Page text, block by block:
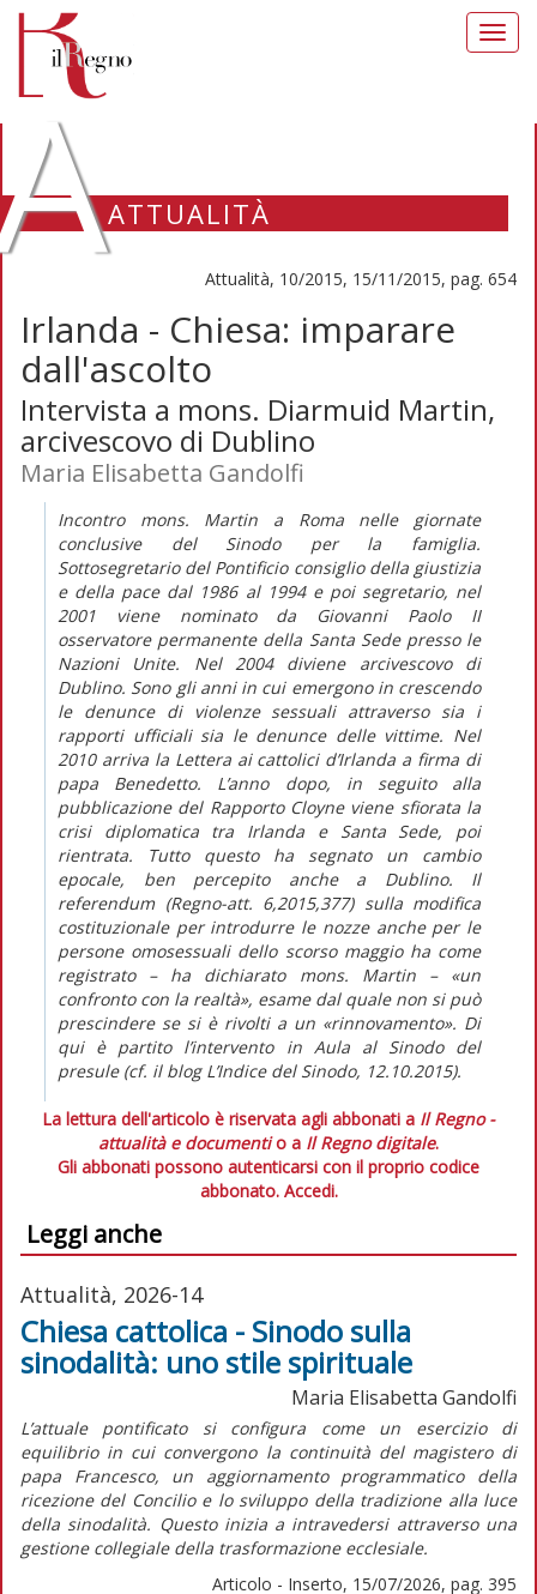
ATTUALITÀ
Attualità, 10/2015, 15/11/2015, pag. 654
Irlanda - Chiesa: imparare
dall'ascolto
Intervista a mons. Diarmuid Martin,
arcivescovo di Dublino
Maria Elisabetta Gandolfi
Incontro mons. Martin a Roma nelle giornate
conclusive del Sinodo per la famiglia.
Sottosegretario del Pontificio consiglio della giustizia
e della pace dal 1986 al 1994 e poi segretario, nel
2001 viene nominato da Giovanni Paolo II
osservatore permanente della Santa Sede presso le
Nazioni Unite. Nel 2004 diviene arcivescovo di
Dublino. Sono gli anni in cui emergono in crescendo
le denunce di violenze sessuali attraverso sia i
rapporti ufficiali sia le denunce delle vittime. Nel
2010 arriva la Lettera ai cattolici d’Irlanda a firma di
papa Benedetto. L’anno dopo, in seguito alla
pubblicazione del Rapporto Cloyne viene sfiorata la
crisi diplomatica tra Irlanda e Santa Sede, poi
rientrata. Tutto questo ha segnato un cambio
epocale, ben percepito anche a Dublino. Il
referendum (Regno-att. 6,2015,377) sulla modifica
costituzionale per introdurre le nozze anche per le
persone omosessuali dello scorso maggio ha come
registrato – ha dichiarato mons. Martin – «un
confronto con la realtà», esame dal quale non si può
prescindere se si è rivolti a un «rinnovamento». Di
qui è partito l’intervento in Aula al Sinodo del
presule (cf. il blog L’Indice del Sinodo, 12.10.2015).
La lettura dell'articolo è riservata agli abbonati a Il Regno -
attualità e documentio a Il Regno digitale.
Gli abbonati possono autenticarsi con il proprio codice
abbonato. Accedi.
Leggi anche
Attualità, 2026-14
Chiesa cattolica - Sinodo sulla
sinodalità: uno stile spirituale
Maria Elisabetta Gandolfi
L’attuale pontificato si configura come un esercizio di
equilibrio in cui convergono la continuità del magistero di
papa Francesco, un aggiornamento programmatico della
ricezione del Concilio e lo sviluppo della tradizione alla luce
della sinodalità. Questo inizia a intravedersi attraverso una
gestione collegiale della trasformazione ecclesiale.
Articolo - Inserto, 15/07/2026, pag. 395